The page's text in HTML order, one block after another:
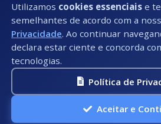
Todos Direitos
Utilizamos cookies essenciais e
semelhantes de acordo com a
Privacidade. Ao continuar
declara estar ciente e concorda
tecnologias.
Política de
Aceitar e